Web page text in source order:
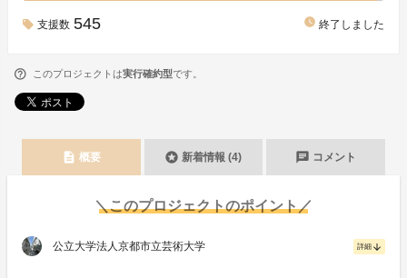
支援数 545 watch_later 終了しました
このプロジェクトは実行確約型です。
description 概要 stars 新着情報 (4) chat コメント
＼このプロジェクトのポイント／
公立大学法人京都市立芸術大学 詳細 arrow_downward